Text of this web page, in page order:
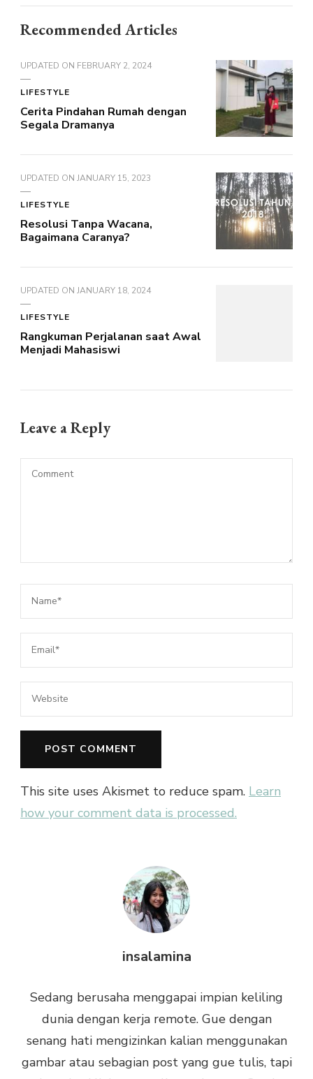
Recommended Articles
UPDATED ON FEBRUARY 2, 2024
LIFESTYLE
Cerita Pindahan Rumah dengan
Segala Dramanya
UPDATED ON JANUARY 15, 2023
LIFESTYLE
Resolusi Tanpa Wacana,
Bagaimana Caranya?
UPDATED ON JANUARY 18, 2024
LIFESTYLE
Rangkuman Perjalanan saat Awal
Menjadi Mahasiswi
Leave a Reply
This site uses Akismet to reduce spam. Learn
how your comment data is processed.
insalamina
Sedang berusaha menggapai impian keliling
dunia dengan kerja remote. Gue dengan
senang hati mengizinkan kalian menggunakan
gambar atau sebagian post yang gue tulis, tapi